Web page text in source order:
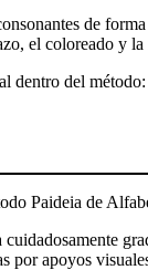
de
el coloreado y
dentro del
Paideia de
por apoyos